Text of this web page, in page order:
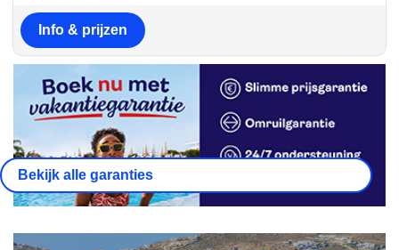
Info & prijzen
Bekijk alle garanties